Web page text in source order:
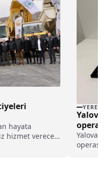
hayata
hizmet verecek
YEREL
haberi